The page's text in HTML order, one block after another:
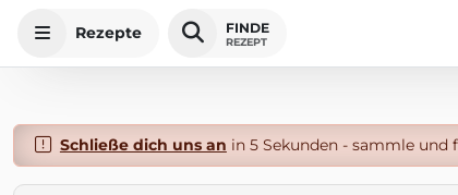
Rezepte FINDE
REZEPT
Schließe dich uns an in 5 Sekunden - sammle